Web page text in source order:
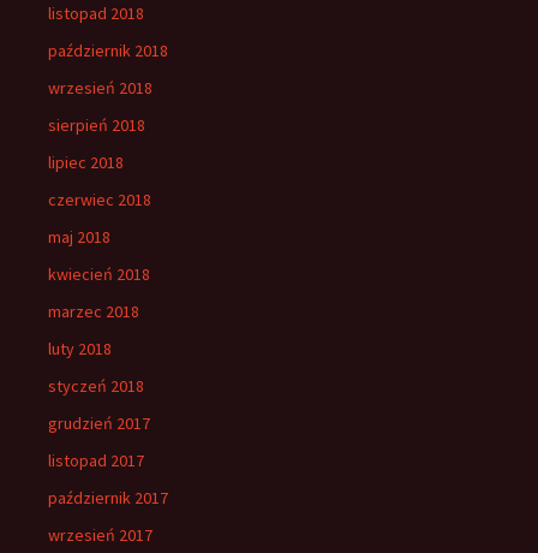
listopad 2018
październik 2018
wrzesień 2018
sierpień 2018
lipiec 2018
czerwiec 2018
maj 2018
kwiecień 2018
marzec 2018
luty 2018
styczeń 2018
grudzień 2017
listopad 2017
październik 2017
wrzesień 2017